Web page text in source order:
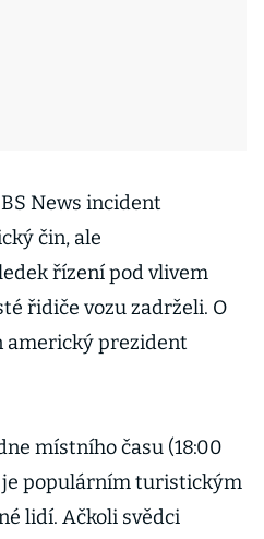
News incident
čin, ale
řízení pod vlivem
řidiče vozu zadrželi. O
americký prezident
místního času (18:00
je populárním turistickým
lidí. Ačkoli svědci